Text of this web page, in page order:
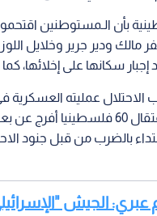
بأن الـمستوطنين
مالك ودير جرير وخلايل
سكانها على إخلائها،
عمليته العسكرية
واسعة سفرت عن اعتقال 60
الاعتداء بالضرب من قبل
عبري: الجيش